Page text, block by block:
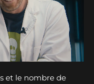
et le nombre de